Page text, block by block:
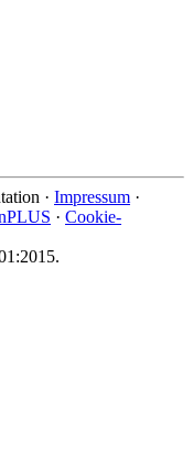
· Impressum ·
· Cookie-